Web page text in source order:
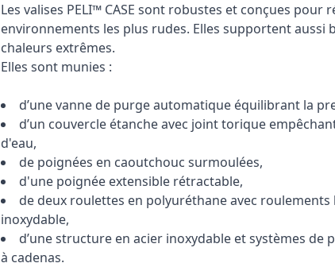
Les valises PELI™ CASE sont robustes et conçues pour
environnements les plus rudes. Elles supportent aussi
chaleurs extrêmes.
Elles sont munies :
d’une vanne de purge automatique équilibrant la
d’un couvercle étanche avec joint torique
d'eau,
de poignées en caoutchouc surmoulées,
d'une poignée extensible rétractable,
de deux roulettes en polyuréthane avec roulements
inoxydable,
d’une structure en acier inoxydable et systèmes de
à cadenas.